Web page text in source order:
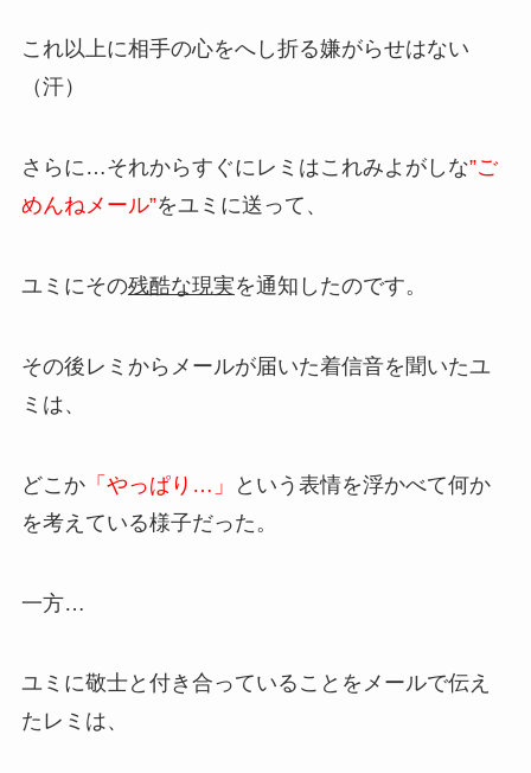
これ以上に相手の心をへし折る嫌がらせはない
（汗）
さらに…それからすぐにレミはこれみよがしな”ご
めんねメール”をユミに送って、
ユミにその残酷な現実を通知したのです。
その後レミからメールが届いた着信音を聞いたユ
ミは、
どこか「やっぱり…」
という表情を浮かべて何か
を考えている様子だった。
一方…
ユミに敬士と付き合っていることをメールで伝え
たレミは、